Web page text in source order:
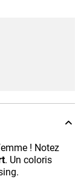
! Notez
. Un coloris